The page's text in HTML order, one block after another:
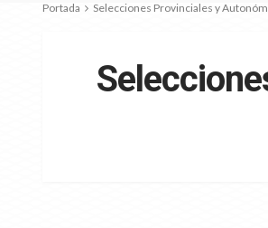
Portada Selecciones Provinciales y